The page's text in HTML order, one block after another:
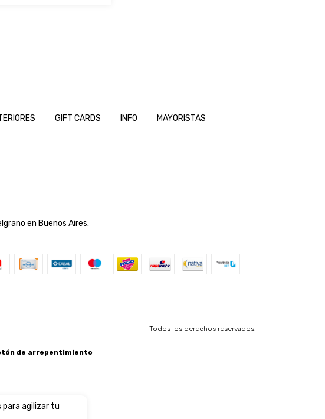
para agilizar tu
GIFT CARDS INFO MAYORISTAS
en Buenos Aires.
Todos los derechos reservados.
de arrepentimiento